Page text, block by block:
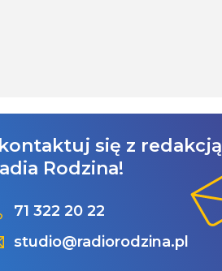
się z redakcją
Rodzina!
71 322 20 22
studio@radiorodzina.pl